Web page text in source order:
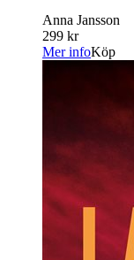
Anna Jansson
299 kr
Mer infoKöp